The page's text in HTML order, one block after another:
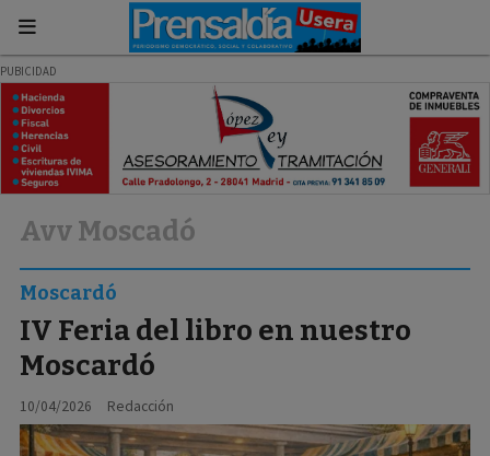
Avv Moscadó
IV Feria del libro en nuestro
Moscardó
Redacción
Moscardó
10/04/2026